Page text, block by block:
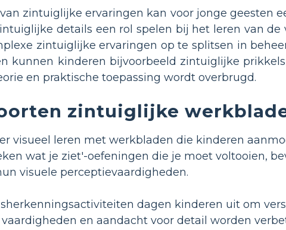
zintuiglijke ervaringen kan voor jonge geesten
details een rol spelen bij het leren van
zintuiglijke ervaringen op te splitsen in
kunnen kinderen bijvoorbeeld zintuiglijke
en praktische toepassing wordt overbrugd.
zintuiglijke
visueel leren met werkbladen die kinderen
wat je ziet'-oefeningen die je moet voltooien,
visuele perceptievaardigheden.
dagen kinderen uit om
en aandacht voor detail worden